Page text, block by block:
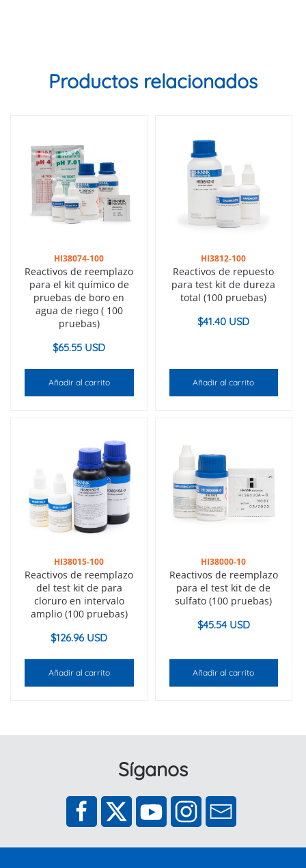
Productos relacionados
HI38074-100
Reactivos de reemplazo
para el kit químico de
pruebas de boro en
agua de riego ( 100
pruebas)
$65.55 USD
Añadir al carrito
HI3812-100
Reactivos de repuesto
para test kit de dureza
total (100 pruebas)
$41.40 USD
Añadir al carrito
HI38015-100
Reactivos de reemplazo
del test kit de para
cloruro en intervalo
amplio (100 pruebas)
$126.96 USD
Añadir al carrito
HI38000-10
Reactivos de reemplazo
para el test kit de de
sulfato (100 pruebas)
$45.54 USD
Añadir al carrito
Síganos